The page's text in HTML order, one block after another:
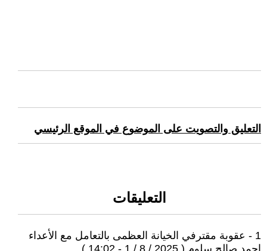
التعليق والتصويت على الموضوع في الموقع الرئيسي
التعليقات
1 - عقوبة مقترفي الخيانة العظمى بالتعامل مع الأعداء